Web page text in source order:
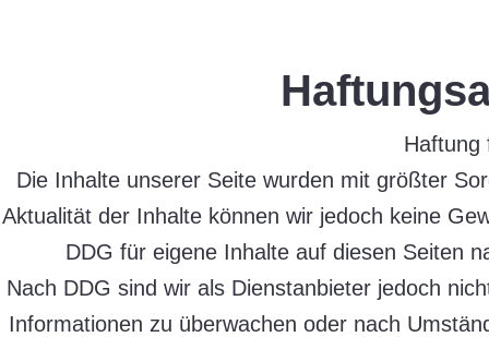
Haftung
Die Inhalte unserer Seite wurden mit größter
Aktualität der Inhalte können wir jedoch keine
DDG für eigene Inhalte auf diesen Seiten
Nach DDG sind wir als Dienstanbieter jedoch
Informationen zu überwachen oder nach